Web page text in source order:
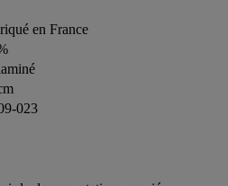
en France
023